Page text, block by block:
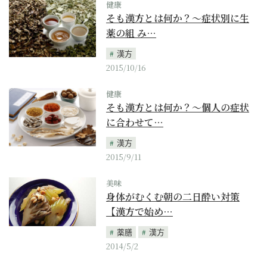
健康
そも漢方とは何か？～症状別に生
薬の組 み…
漢方
2015/10/16
健康
そも漢方とは何か？～個人の症状
に合わせて…
漢方
2015/9/11
美味
身体がむくむ朝の二日酔い対策
【漢方で始め…
薬膳
漢方
2014/5/2